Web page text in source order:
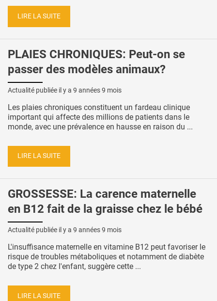
LIRE LA SUITE
PLAIES CHRONIQUES: Peut-on se
passer des modèles animaux?
Actualité publiée il y a 9 années 9 mois
Les plaies chroniques constituent un fardeau clinique
important qui affecte des millions de patients dans le
monde, avec une prévalence en hausse en raison du ...
LIRE LA SUITE
GROSSESSE: La carence maternelle
en B12 fait de la graisse chez le bébé
Actualité publiée il y a 9 années 9 mois
L'insuffisance maternelle en vitamine B12 peut favoriser le
risque de troubles métaboliques et notamment de diabète
de type 2 chez l'enfant, suggère cette ...
LIRE LA SUITE